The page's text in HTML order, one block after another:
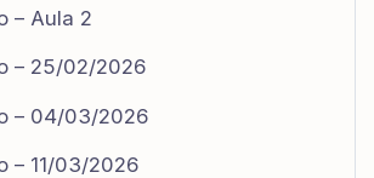
– Aula 2
– 25/02/2026
– 04/03/2026
– 11/03/2026